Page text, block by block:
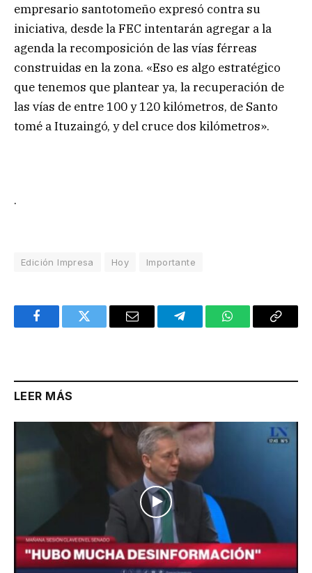
empresario santotomeño expresó contra su
iniciativa, desde la FEC intentarán agregar a la
agenda la recomposición de las vías férreas
construidas en la zona. «Eso es algo estratégico
que tenemos que plantear ya, la recuperación de
las vías de entre 100 y 120 kilómetros, de Santo
tomé a Ituzaingó, y del cruce dos kilómetros».
.
Edición Impresa Hoy Importante
FacebookTwitter Email TelegramWhatsAppCopy
LEER MÁS